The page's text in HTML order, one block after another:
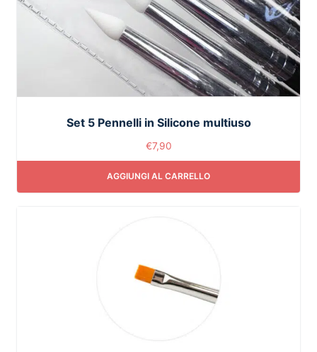
Set 5 Pennelli in Silicone multiuso
€7,90
AGGIUNGI AL CARRELLO